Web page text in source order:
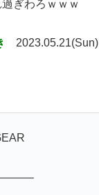
ぎわろｗｗｗ
2023.05.21(Sun)